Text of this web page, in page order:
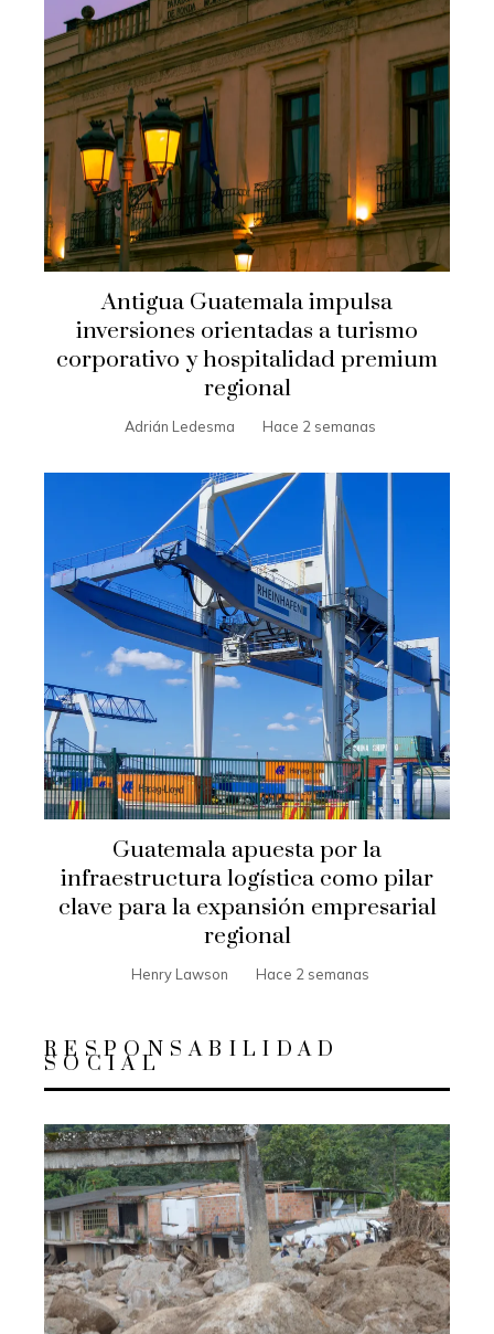
Antigua Guatemala impulsa
inversiones orientadas a turismo
corporativo y hospitalidad premium
regional
Adrián Ledesma Hace 2 semanas
Guatemala apuesta por la
infraestructura logística como pilar
clave para la expansión empresarial
regional
Henry Lawson Hace 2 semanas
RESPONSABILIDAD
SOCIAL